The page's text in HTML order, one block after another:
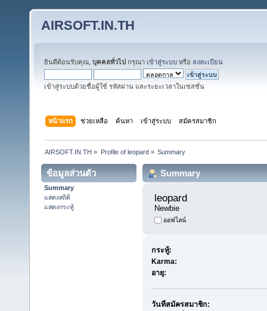
AIRSOFT.IN.TH
ยินดีต้อนรับคุณ, บุคคลทั่วไป กรุณา เข้าสู่ระบบ หรือ ลงทะเบียน
เข้าสู่ระบบด้วยชื่อผู้ใช้ รหัสผ่าน และระยะเวลาในเซสชั่น
หน้าแรก ช่วยเหลือ ค้นหา เข้าสู่ระบบ สมัครสมาชิก
AIRSOFT.IN.TH » Profile of leopard» Summary
ข้อมูลส่วนตัว
Summary
แสดงสถิติ
แสดงกระทู้
Summary
leopard
Newbie
ออฟไลน์
กระทู้:
Karma:
อายุ:
วันที่สมัครสมาชิก: